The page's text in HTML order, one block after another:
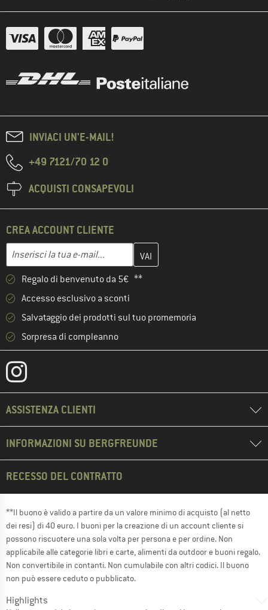
INVIACI UN'E-MAIL!
+49 7121/70 12 0
ACQUISTI CONSAPEVOLI
CREA ACCOUNT CLIENTE
Indirizzo e-mail
Inserisci qui il tuo indirizzo e-mail e crea il tuo account cliente
Regalo di benvenuto da 5€ **
Accesso esclusivo a sconti
Salvataggio dei prodotti sul tuo promemoria
Sorpresa di compleanno
ASSISTENZA CLIENTI
INFORMAZIONI SU BERGFREUNDE
RECESSO DEL CONTRATTO
**Il buono è valido a partire da un valore minimo di acquisto (al netto
dei resi) di 40 euro. I buoni per la creazione di un account cliente si
possono riscuotere una sola volta per persona e per ordine. Non
applicabile alle categorie libri e carte, alimenti da outdoor e buoni regalo.
Non convertibile in contanti. Non cumulabile con altri codici. Il buono
non può essere ceduto o pubblicato.
Highlights